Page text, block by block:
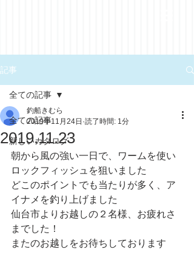
記事
全ての記事
新しいカタログ
全ての記事
2019.11.23
釣船きむら
2019年11月24日 読了時間: 1分
朝から風の強い一日で、ワームを使い
ロックフィッシュを狙いました
どこのポイントでも当たりが多く、ア
イナメを釣り上げました
仙台市よりお越しの２名様、お疲れさ
までした！
またのお越しをお待ちしております